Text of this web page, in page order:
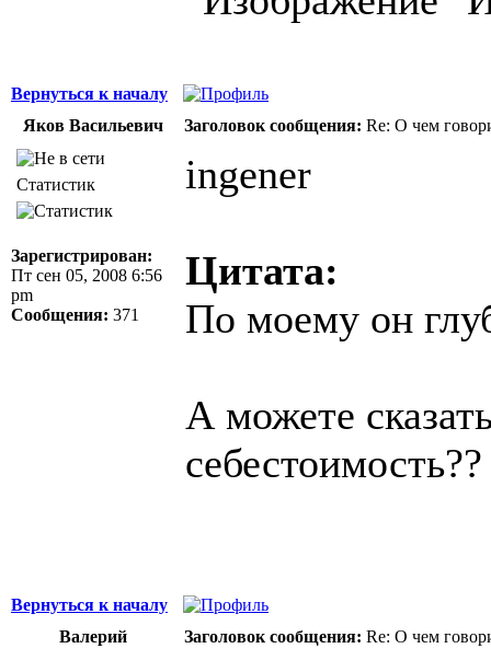
Вернуться к началу
Яков Васильевич
Заголовок сообщения: Re: О чем
Статистик
Зарегистрирован:
Пт сен 05, 2008 6:56
pm
Сообщения: 371
ingener
Цитата:
По моему он
А можете
себестоимость??
Вернуться к началу
Валерий
Заголовок сообщения: Re: О чем